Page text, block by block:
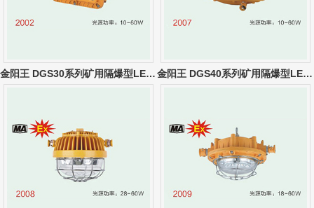
金阳王 DGS30系列矿用隔爆型LED巷道灯 金阳王 DGS40系列矿用隔爆型LED巷道灯